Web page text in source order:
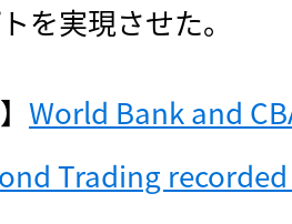
を実現させた。
World Bank and
Trading